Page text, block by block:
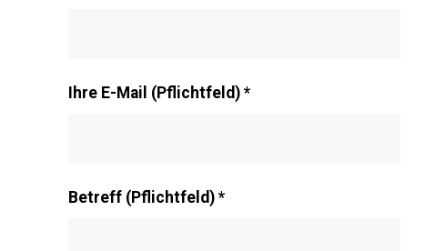
Ihre E-Mail (Pflichtfeld)*
Betreff (Pflichtfeld)*